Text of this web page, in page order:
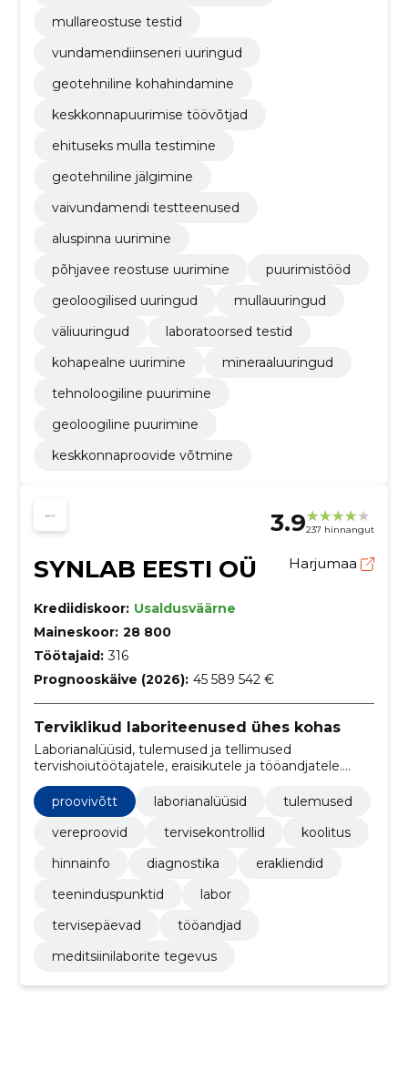
mullareostuse testid
vundamendiinseneri uuringud
geotehniline kohahindamine
keskkonnapuurimise töövõtjad
ehituseks mulla testimine
geotehniline jälgimine
vaivundamendi testteenused
aluspinna uurimine
põhjavee reostuse uurimine
puurimistööd
geoloogilised uuringud
mullauuringud
väliuuringud
laboratoorsed testid
kohapealne uurimine
mineraaluuringud
tehnoloogiline puurimine
geoloogiline puurimine
keskkonnaproovide võtmine
3.9237 hinnangut
SYNLAB EESTI OÜ Harjumaa
Krediidiskoor: Usaldusväärne
Maineskoor: 28 800
Töötajaid: 316
Prognooskäive (2026): 45 589 542 €
Terviklikud laboriteenused ühes kohas
Laborianalüüsid, tulemused ja tellimused
tervishoiutöötajatele, eraisikutele ja tööandjatele.
tervisepäevi.
proovivõtt laborianalüüsid
tulemused
vereproovid
tervisekontrollid
koolitus
hinnainfo
diagnostika
erakliendid
teeninduspunktid
labor
tervisepäevad
tööandjad
meditsiinilaborite tegevus